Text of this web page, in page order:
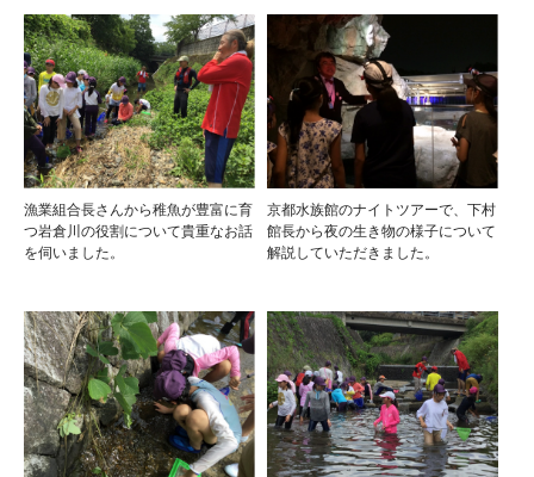
漁業組合長さんから稚魚が豊富に育
つ岩倉川の役割について貴重なお話
を伺いました。
京都水族館のナイトツアーで、下村
館長から夜の生き物の様子について
解説していただきました。